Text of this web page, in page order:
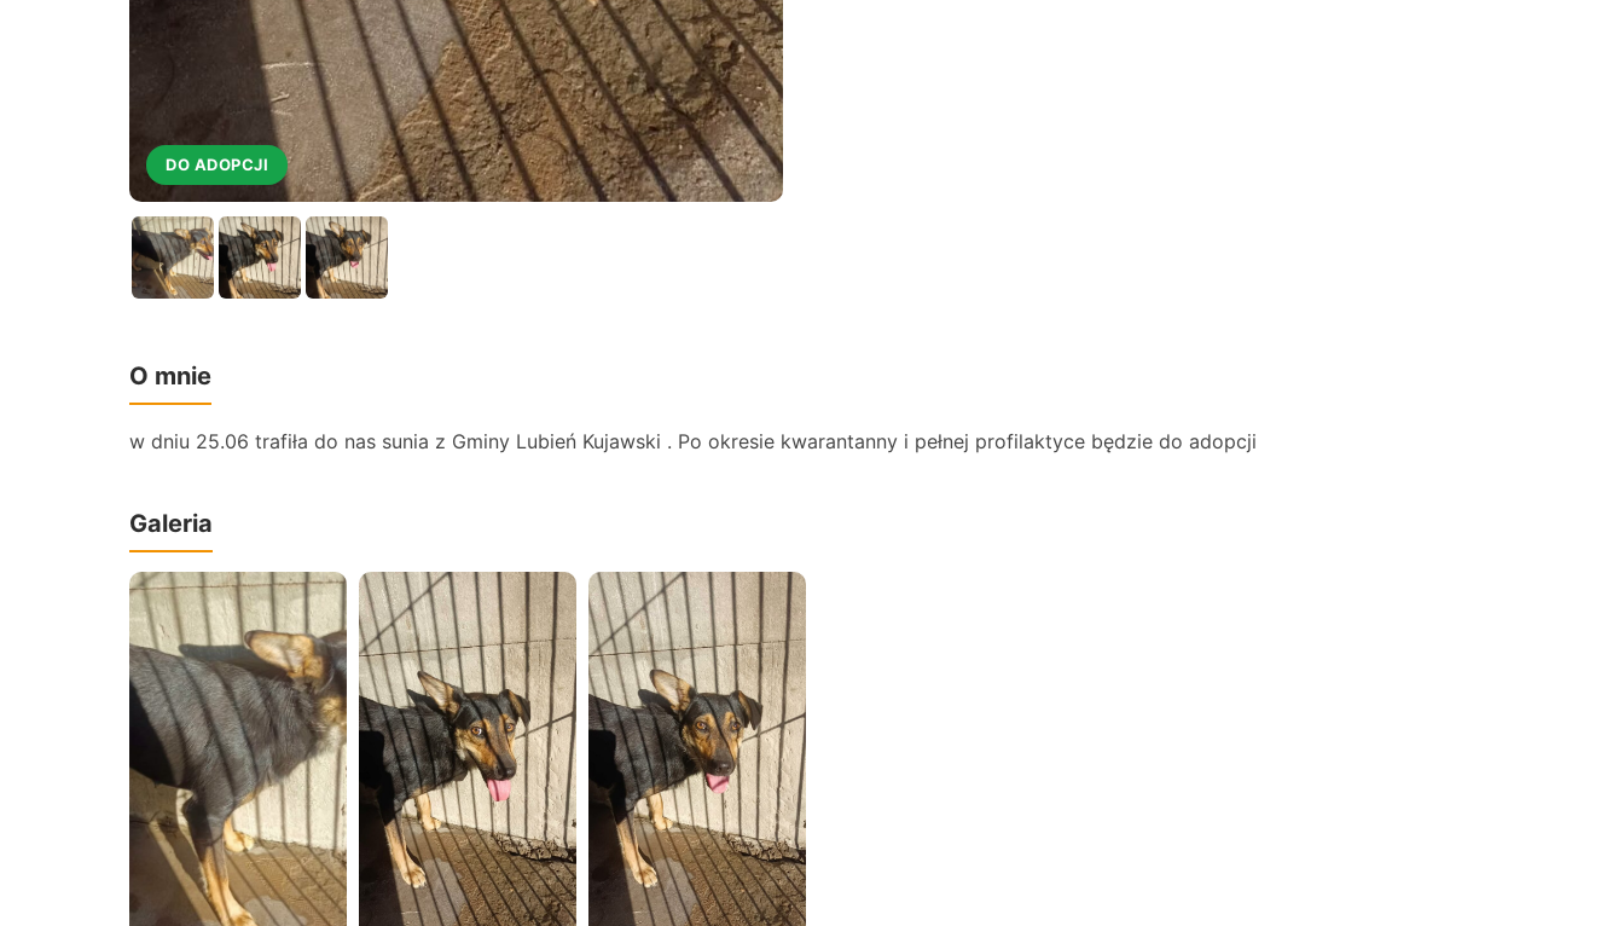
DO ADOPCJI
O mnie
w dniu 25.06 trafiła do nas sunia z Gminy Lubień Kujawski . Po okresie kwarantanny i pełnej profilaktyce będzie do adopcji
Galeria